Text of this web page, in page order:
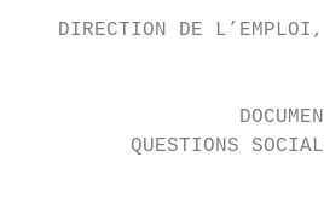
DIRECTION DE
QUESTIONS